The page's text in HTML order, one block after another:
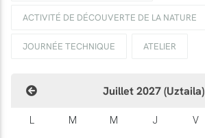
ACTIVITÉ DE DÉCOUVERTE DE LA NATURE
JOURNÉE TECHNIQUE ATELIER
Juillet 2027 (Uztaila)
L M M J V